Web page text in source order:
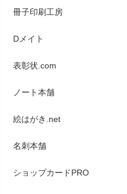
冊子印刷工房
Dメイト
表彰状.com
ノート本舗
絵はがき.net
名刺本舗
ショップカードPRO